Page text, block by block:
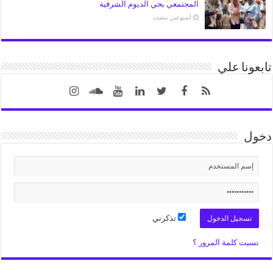
المجتمعي بحي الديوم الشرقية
‏أسبوعين مضت
تابعونا علي
دخول
تذكرني
نسيت كلمة المرور ؟